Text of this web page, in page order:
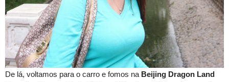
De lá, voltamos para o carro e fomos na Beijing Dragon Land